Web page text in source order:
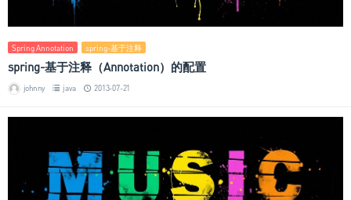
Spring Annotation spring-基于注释
spring-基于注释（Annotation）的配置
johnny java 2013-07-21